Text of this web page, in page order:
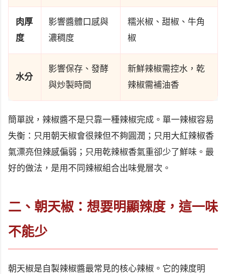
肉厚
度
影響醬體口感與
濃稠度
糯米椒、甜椒、牛角
椒
水分
影響保存、發酵
與炒製時間
新鮮辣椒需控水，乾
辣椒需補油香
簡單說，辣椒醬不是只靠一種辣椒完成。單一辣椒容易
失衡：只用朝天椒會很辣但不夠圓潤；只用大紅辣椒香
氣漂亮但辣感偏弱；只用乾辣椒香氣重卻少了鮮味。最
好的做法，是用不同辣椒組合出味覺層次。
二、朝天椒：想要明顯辣度，這一味
不能少
朝天椒是自製辣椒醬最常見的核心辣椒。它的辣度明